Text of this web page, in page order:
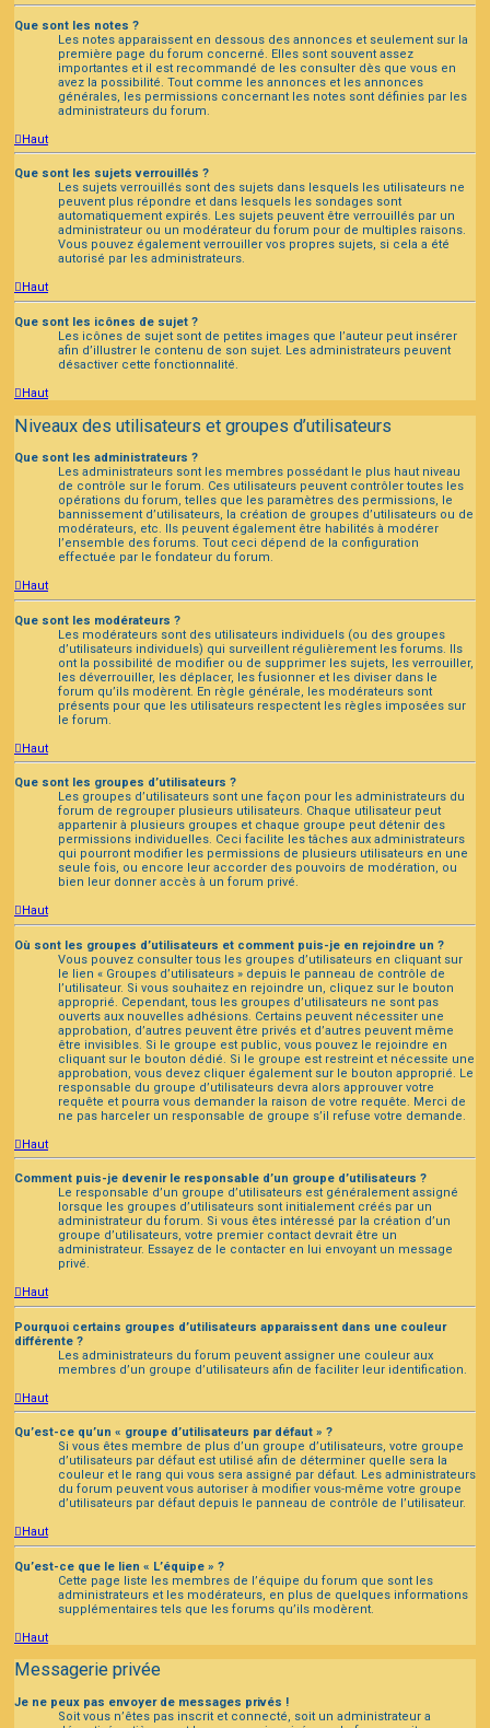
Que sont les notes ?
Les notes apparaissent en dessous des annonces et seulement sur la
première page du forum concerné. Elles sont souvent assez
importantes et il est recommandé de les consulter dès que vous en
avez la possibilité. Tout comme les annonces et les annonces
générales, les permissions concernant les notes sont définies par les
administrateurs du forum.
Haut
Que sont les sujets verrouillés ?
Les sujets verrouillés sont des sujets dans lesquels les utilisateurs ne
peuvent plus répondre et dans lesquels les sondages sont
automatiquement expirés. Les sujets peuvent être verrouillés par un
administrateur ou un modérateur du forum pour de multiples raisons.
Vous pouvez également verrouiller vos propres sujets, si cela a été
autorisé par les administrateurs.
Haut
Que sont les icônes de sujet ?
Les icônes de sujet sont de petites images que l’auteur peut insérer
afin d’illustrer le contenu de son sujet. Les administrateurs peuvent
désactiver cette fonctionnalité.
Haut
Niveaux des utilisateurs et groupes d’utilisateurs
Que sont les administrateurs ?
Les administrateurs sont les membres possédant le plus haut niveau
de contrôle sur le forum. Ces utilisateurs peuvent contrôler toutes les
opérations du forum, telles que les paramètres des permissions, le
bannissement d’utilisateurs, la création de groupes d’utilisateurs ou de
modérateurs, etc. Ils peuvent également être habilités à modérer
l’ensemble des forums. Tout ceci dépend de la configuration
effectuée par le fondateur du forum.
Haut
Que sont les modérateurs ?
Les modérateurs sont des utilisateurs individuels (ou des groupes
d’utilisateurs individuels) qui surveillent régulièrement les forums. Ils
ont la possibilité de modifier ou de supprimer les sujets, les verrouiller,
les déverrouiller, les déplacer, les fusionner et les diviser dans le
forum qu’ils modèrent. En règle générale, les modérateurs sont
présents pour que les utilisateurs respectent les règles imposées sur
le forum.
Haut
Que sont les groupes d’utilisateurs ?
Les groupes d’utilisateurs sont une façon pour les administrateurs du
forum de regrouper plusieurs utilisateurs. Chaque utilisateur peut
appartenir à plusieurs groupes et chaque groupe peut détenir des
permissions individuelles. Ceci facilite les tâches aux administrateurs
qui pourront modifier les permissions de plusieurs utilisateurs en une
seule fois, ou encore leur accorder des pouvoirs de modération, ou
bien leur donner accès à un forum privé.
Haut
Où sont les groupes d’utilisateurs et comment puis-je en rejoindre un ?
Vous pouvez consulter tous les groupes d’utilisateurs en cliquant sur
le lien « Groupes d’utilisateurs » depuis le panneau de contrôle de
l’utilisateur. Si vous souhaitez en rejoindre un, cliquez sur le bouton
approprié. Cependant, tous les groupes d’utilisateurs ne sont pas
ouverts aux nouvelles adhésions. Certains peuvent nécessiter une
approbation, d’autres peuvent être privés et d’autres peuvent même
être invisibles. Si le groupe est public, vous pouvez le rejoindre en
cliquant sur le bouton dédié. Si le groupe est restreint et nécessite une
approbation, vous devez cliquer également sur le bouton approprié. Le
responsable du groupe d’utilisateurs devra alors approuver votre
requête et pourra vous demander la raison de votre requête. Merci de
ne pas harceler un responsable de groupe s’il refuse votre demande.
Haut
Comment puis-je devenir le responsable d’un groupe d’utilisateurs ?
Le responsable d’un groupe d’utilisateurs est généralement assigné
lorsque les groupes d’utilisateurs sont initialement créés par un
administrateur du forum. Si vous êtes intéressé par la création d’un
groupe d’utilisateurs, votre premier contact devrait être un
administrateur. Essayez de le contacter en lui envoyant un message
privé.
Haut
Pourquoi certains groupes d’utilisateurs apparaissent dans une couleur
différente ?
Les administrateurs du forum peuvent assigner une couleur aux
membres d’un groupe d’utilisateurs afin de faciliter leur identification.
Haut
Qu’est-ce qu’un « groupe d’utilisateurs par défaut » ?
Si vous êtes membre de plus d’un groupe d’utilisateurs, votre groupe
d’utilisateurs par défaut est utilisé afin de déterminer quelle sera la
couleur et le rang qui vous sera assigné par défaut. Les administrateurs
du forum peuvent vous autoriser à modifier vous-même votre groupe
d’utilisateurs par défaut depuis le panneau de contrôle de l’utilisateur.
Haut
Qu’est-ce que le lien « L’équipe » ?
Cette page liste les membres de l’équipe du forum que sont les
administrateurs et les modérateurs, en plus de quelques informations
supplémentaires tels que les forums qu’ils modèrent.
Haut
Messagerie privée
Je ne peux pas envoyer de messages privés !
Soit vous n’êtes pas inscrit et connecté, soit un administrateur a